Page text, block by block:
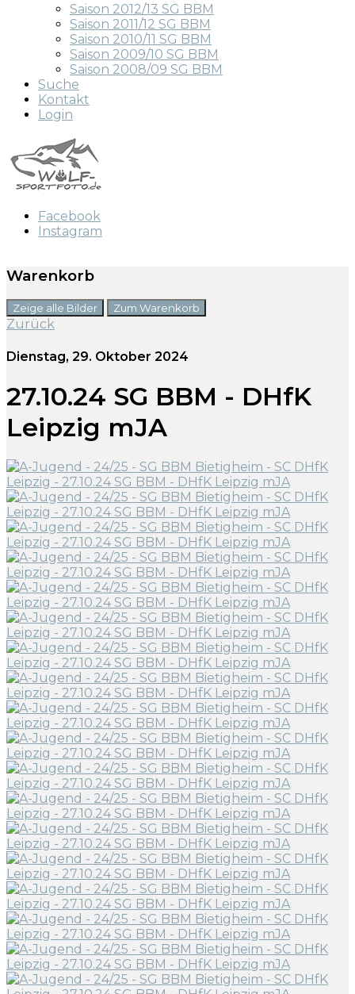
Saison 2012/13 SG BBM
Saison 2011/12 SG BBM
Saison 2010/11 SG BBM
Saison 2009/10 SG BBM
Saison 2008/09 SG BBM
Suche
Kontakt
Login
Facebook
Instagram
Warenkorb
Zeige alle Bilder Zum Warenkorb
Zurück
Dienstag, 29. Oktober 2024
27.10.24 SG BBM - DHfK
Leipzig mJA